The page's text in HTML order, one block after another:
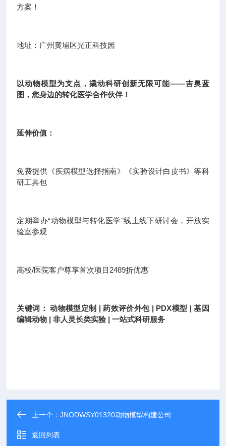
方案！
地址：广州黄埔区光正科技园
以动物模型为支点，撬动科研创新无限可能——吉奥蓝
图，您身边的转化医学合作伙伴！
延伸价值：
免费提供《疾病模型选择指南》《实验设计白皮书》等科
研工具包
定期举办“动物模型与转化医学"线上线下研讨会，开放实
验室参观
高校/医院客户尊享首次项目2489折优惠
关键词： 动物模型定制 | 药效评价外包 | PDX模型 | 基因
编辑动物 | 非人灵长类实验 | 一站式科研服务
上一个：JNODWSY01320动物模型构建公司
返回列表